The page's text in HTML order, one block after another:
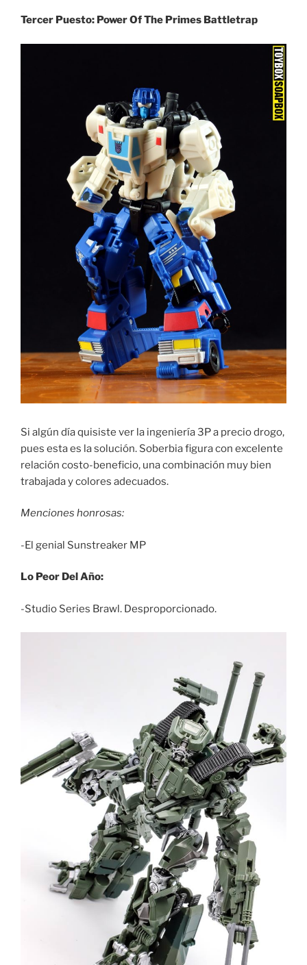
Tercer Puesto: Power Of The Primes Battletrap
Si algún día quisiste ver la ingeniería 3P a precio drogo,
pues esta es la solución. Soberbia figura con excelente
relación costo-beneficio, una combinación muy bien
trabajada y colores adecuados.
Menciones honrosas:
-El genial Sunstreaker MP
Lo Peor Del Año:
-Studio Series Brawl. Desproporcionado.